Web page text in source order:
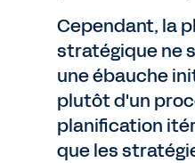
Cependant, la
stratégique ne
une ébauche
plutôt d'un
planification
que les